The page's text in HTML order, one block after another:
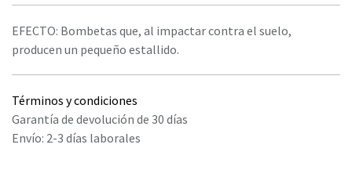
EFECTO: Bombetas que, al impactar contra el suelo,
producen un pequeño estallido.
Términos y condiciones
Garantía de devolución de 30 días
Envío: 2-3 días laborales